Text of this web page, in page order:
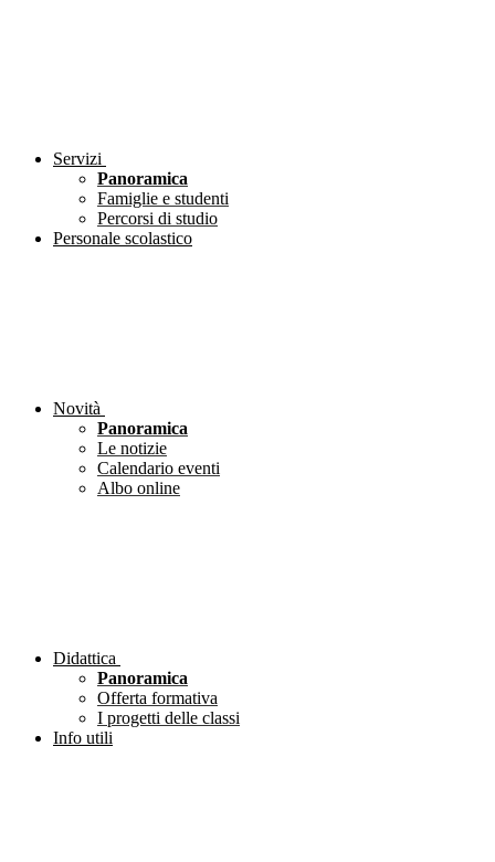
Servizi
Panoramica
Famiglie e studenti
Percorsi di studio
Personale scolastico
Novità
Panoramica
Le notizie
Calendario eventi
Albo online
Didattica
Panoramica
Offerta formativa
I progetti delle classi
Info utili